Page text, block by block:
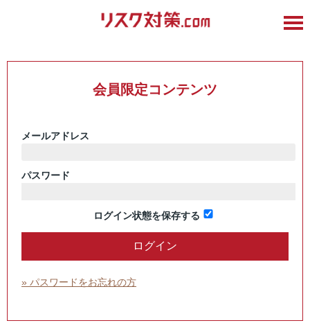
会員限定コンテンツ
メールアドレス
パスワード
ログイン状態を保存する
» パスワードをお忘れの方